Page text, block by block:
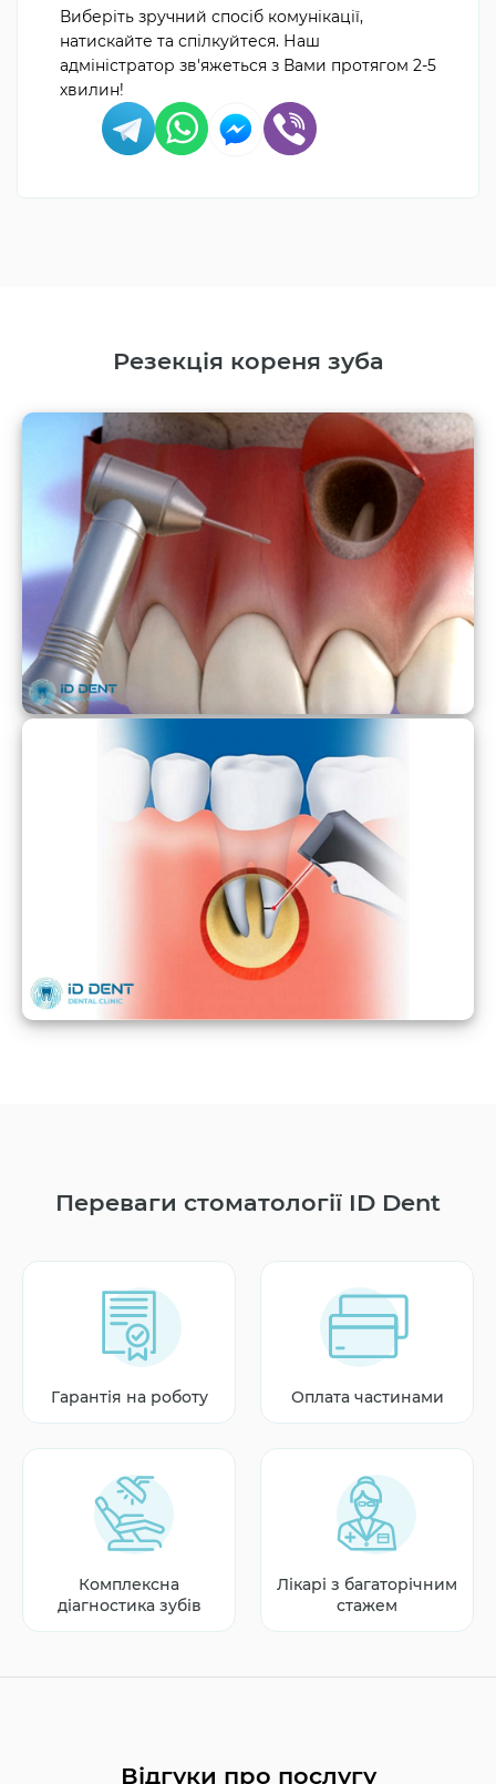
Виберіть зручний спосіб комунікації,
натискайте та спілкуйтеся. Наш
адміністратор зв'яжеться з Вами протягом 2-5
хвилин!
Резекція кореня зуба
Переваги стоматології ID Dent
Гарантія на роботу Оплата частинами
Комплексна
діагностика зубів
Лікарі з багаторічним
стажем
Відгуки про послугу